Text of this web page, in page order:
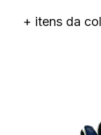
+ itens da